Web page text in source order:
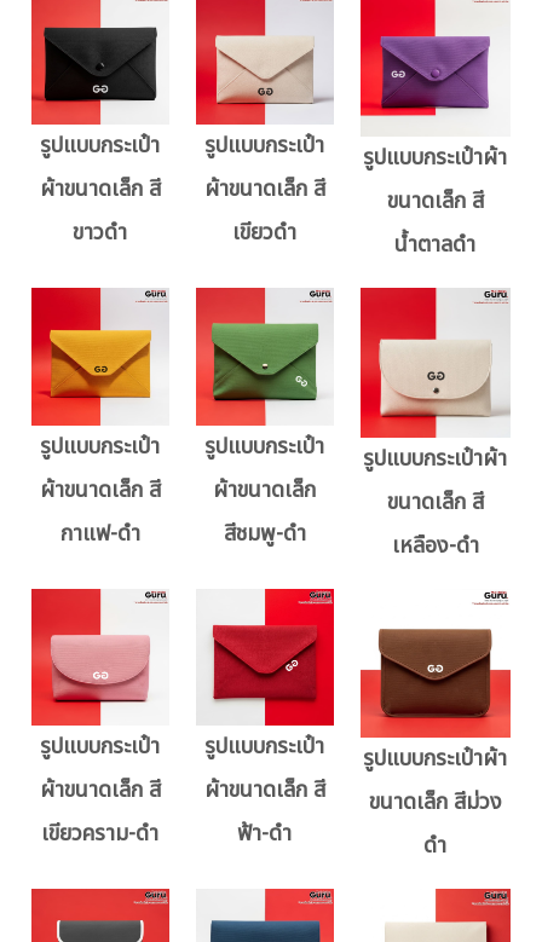
รูปแบบกระเป๋า
ผ้าขนาดเล็ก สี
ขาวดำ
รูปแบบกระเป๋า
ผ้าขนาดเล็ก สี
เขียวดำ
รูปแบบกระเป๋าผ้า
ขนาดเล็ก สี
น้ำตาลดำ
รูปแบบกระเป๋า
ผ้าขนาดเล็ก สี
กาแฟ-ดำ
รูปแบบกระเป๋า
ผ้าขนาดเล็ก
สีชมพู-ดำ
รูปแบบกระเป๋าผ้า
ขนาดเล็ก สี
เหลือง-ดำ
รูปแบบกระเป๋า
ผ้าขนาดเล็ก สี
เขียวคราม-ดำ
รูปแบบกระเป๋า
ผ้าขนาดเล็ก สี
ฟ้า-ดำ
รูปแบบกระเป๋าผ้า
ขนาดเล็ก สีม่วง
ดำ